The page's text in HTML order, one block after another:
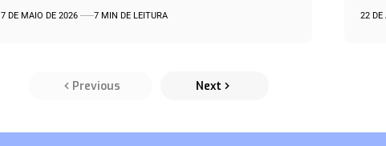
7 DE MAIO DE 2026 7 MIN DE LEITURA 22 DE
Previous Next